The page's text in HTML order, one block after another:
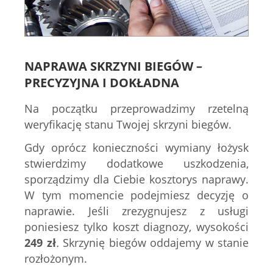
NAPRAWA SKRZYNI BIEGÓW –
PRECYZYJNA I DOKŁADNA
Na początku przeprowadzimy rzetelną
weryfikację stanu Twojej skrzyni biegów.
Gdy oprócz konieczności wymiany łożysk
stwierdzimy dodatkowe uszkodzenia,
sporządzimy dla Ciebie kosztorys naprawy.
W tym momencie podejmiesz decyzję o
naprawie. Jeśli zrezygnujesz z usługi
poniesiesz tylko koszt diagnozy, wysokości
249 zł. Skrzynię biegów oddajemy w stanie
rozłożonym.